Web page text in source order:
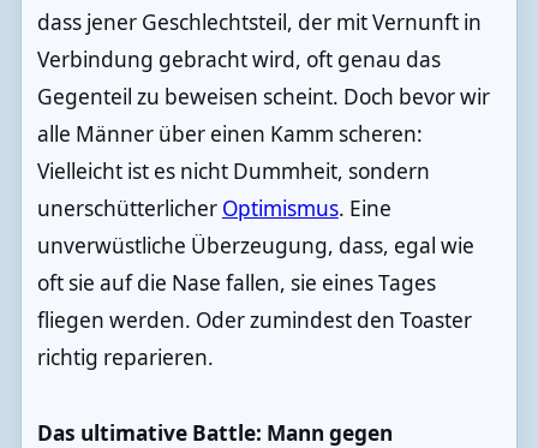
dass jener Geschlechtsteil, der mit Vernunft in
Verbindung gebracht wird, oft genau das
Gegenteil zu beweisen scheint. Doch bevor wir
alle Männer über einen Kamm scheren:
Vielleicht ist es nicht Dummheit, sondern
unerschütterlicher Optimismus. Eine
unverwüstliche Überzeugung, dass, egal wie
oft sie auf die Nase fallen, sie eines Tages
fliegen werden. Oder zumindest den Toaster
richtig reparieren.
Das ultimative Battle: Mann gegen